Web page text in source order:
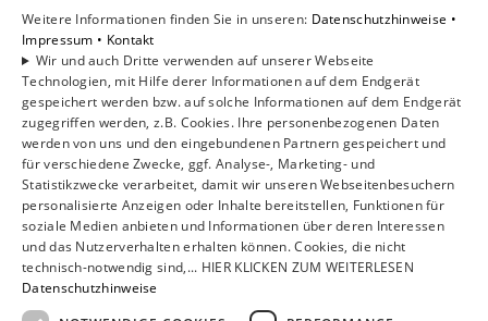
Karriere
Unternehmen
Kontakt
Um externe HTML-Inhalte anzuzeigen, benötigen wir
Ihre Einwilligung.
Weitere Informationen finden Sie in unserer
Datenschutzerklärung.
Cookie-Einstellungen öffnen
Weitere Informationen finden Sie in unseren: Datenschutzhinweise •
Impressum • Kontakt
Wir und auch Dritte verwenden auf unserer Webseite
Technologien, mit Hilfe derer Informationen auf dem Endgerät
gespeichert werden bzw. auf solche Informationen auf dem Endgerät
zugegriffen werden, z.B. Cookies. Ihre personenbezogenen Daten
werden von uns und den eingebundenen Partnern gespeichert und
für verschiedene Zwecke, ggf. Analyse-, Marketing- und
Statistikzwecke verarbeitet, damit wir unseren Webseitenbesuchern
personalisierte Anzeigen oder Inhalte bereitstellen, Funktionen für
soziale Medien anbieten und Informationen über deren Interessen
und das Nutzerverhalten erhalten können. Cookies, die nicht
technisch-notwendig sind,... HIER KLICKEN ZUM WEITERLESEN
Datenschutzhinweise